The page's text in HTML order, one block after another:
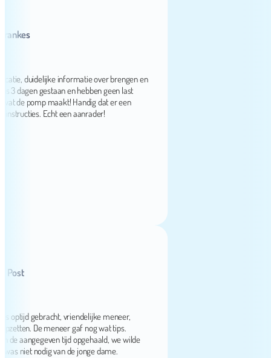
duidelijke informatie over brengen en
gestaan en hebben geen last
pomp maakt! Handig dat er een
Echt een aanrader!
gebracht, vriendelijke meneer,
De meneer gaf nog wat tips.
tijd opgehaald, we wilde
nodig van de jonge dame.